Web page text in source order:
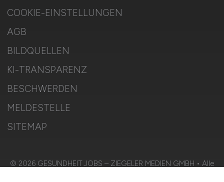
COOKIE-EINSTELLUNGEN
AGB
BILDQUELLEN
KI-TRANSPARENZ
BESCHWERDEN
MELDESTELLE
SITEMAP
© 2026 GESUNDHEIT.JOBS – ZIEGELER MEDIEN GMBH • Alle